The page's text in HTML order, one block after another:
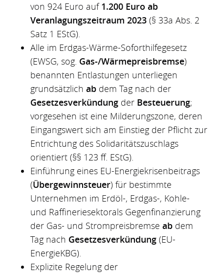
von 924 Euro auf1.200 Euro ab
Veranlagungszeitraum 2023 (§ 33a Abs. 2
Satz 1 EStG).
Alle im Erdgas-Wärme-Soforthilfegesetz
(EWSG, sog. Gas-/Wärmepreisbremse)
benannten Entlastungen unterliegen
grundsätzlichab dem Tag nach der
Gesetzesverkündung der Besteuerung;
vorgesehen ist eine Milderungszone, deren
Eingangswert sich am Einstieg der Pflicht zur
Entrichtung des Solidaritätszuschlags
orientiert (§§ 123 ff. EStG).
Einführung eines EU-Energiekrisenbeitrags
(Übergewinnsteuer) für bestimmte
Unternehmen im Erdöl-, Erdgas-, Kohle-
und Raffineriesektorals Gegenfinanzierung
der Gas- und Strompreisbremseab dem
Tag nach Gesetzesverkündung (EU-
EnergieKBG).
Explizite Regelung der